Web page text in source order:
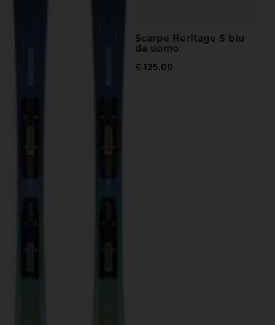
Scarpe Heritage S blu
da uomo
€ 125,00